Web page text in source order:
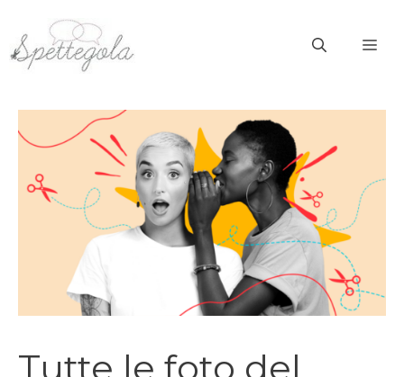
contenuto
Tutte le foto del